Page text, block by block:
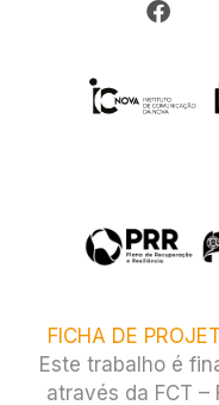
FICHA DE
Este trabalho é
através da FCT –